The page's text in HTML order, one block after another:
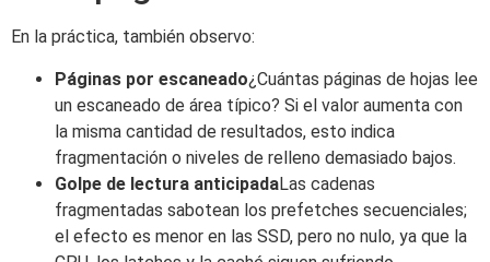
En la práctica, también observo:
Páginas por escaneado¿Cuántas páginas de hojas lee
un escaneado de área típico? Si el valor aumenta con
la misma cantidad de resultados, esto indica
fragmentación o niveles de relleno demasiado bajos.
Golpe de lectura anticipadaLas cadenas
fragmentadas sabotean los prefetches secuenciales;
el efecto es menor en las SSD, pero no nulo, ya que la